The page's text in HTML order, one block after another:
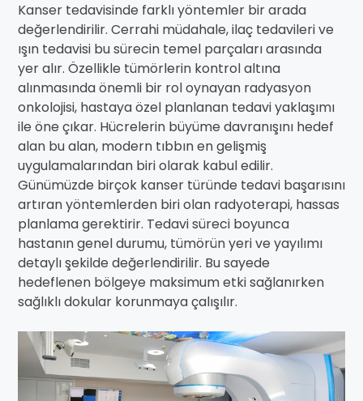
Kanser tedavisinde farklı yöntemler bir arada
değerlendirilir. Cerrahi müdahale, ilaç tedavileri ve
ışın tedavisi bu sürecin temel parçaları arasında
yer alır. Özellikle tümörlerin kontrol altına
alınmasında önemli bir rol oynayan radyasyon
onkolojisi, hastaya özel planlanan tedavi yaklaşımı
ile öne çıkar. Hücrelerin büyüme davranışını hedef
alan bu alan, modern tıbbın en gelişmiş
uygulamalarından biri olarak kabul edilir.
Günümüzde birçok kanser türünde tedavi başarısını
artıran yöntemlerden biri olan radyoterapi, hassas
planlama gerektirir. Tedavi süreci boyunca
hastanın genel durumu, tümörün yeri ve yayılımı
detaylı şekilde değerlendirilir. Bu sayede
hedeflenen bölgeye maksimum etki sağlanırken
sağlıklı dokular korunmaya çalışılır.